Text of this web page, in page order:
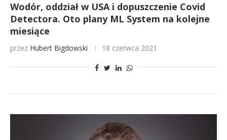
Wodór, oddział w USA i dopuszczenie Covid
Detectora. Oto plany ML System na kolejne
miesiące
przez Hubert Bigdowski 18 czerwca 2021